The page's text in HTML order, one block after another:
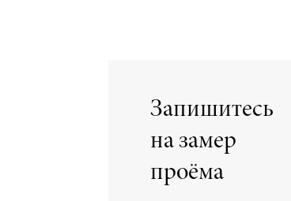
Запишитесь
на замер
проёма